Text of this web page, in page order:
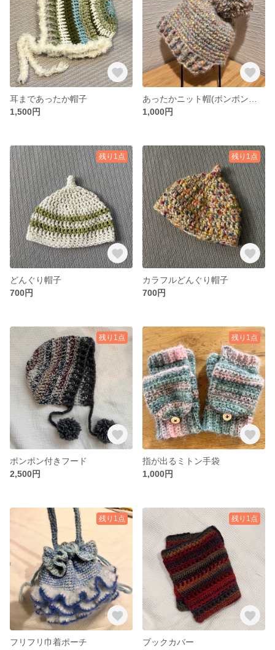
耳まであったか帽子
1,500円
1,000円
残り1点
どんぐり帽子
700円
残り1点
カラフルどんぐり帽子
700円
残り1点
ポンポン付きフード
2,500円
残り1点
指が出るミトン手袋
1,000円
残り1点
フリフリ巾着ポーチ
残り1点
ブックカバー